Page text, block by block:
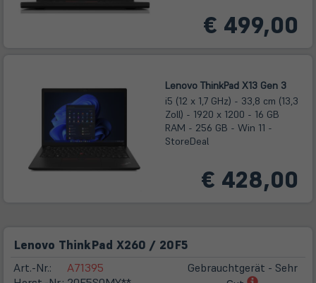
€ 499,00
Lenovo ThinkPad X13 Gen 3
i5 (12 x 1,7 GHz) - 33,8 cm (13,3
Zoll) - 1920 x 1200 - 16 GB
RAM - 256 GB - Win 11 -
StoreDeal
€ 428,00
Lenovo ThinkPad X260 / 20F5
Art.-Nr.:
A71395
Gebrauchtgerät - Sehr